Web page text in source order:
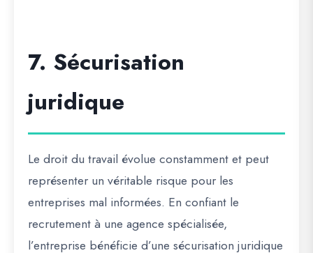
7. Sécurisation
juridique
Le droit du travail évolue constamment et peut
représenter un véritable risque pour les
entreprises mal informées. En confiant le
recrutement à une agence spécialisée,
l’entreprise bénéficie d’une sécurisation juridique